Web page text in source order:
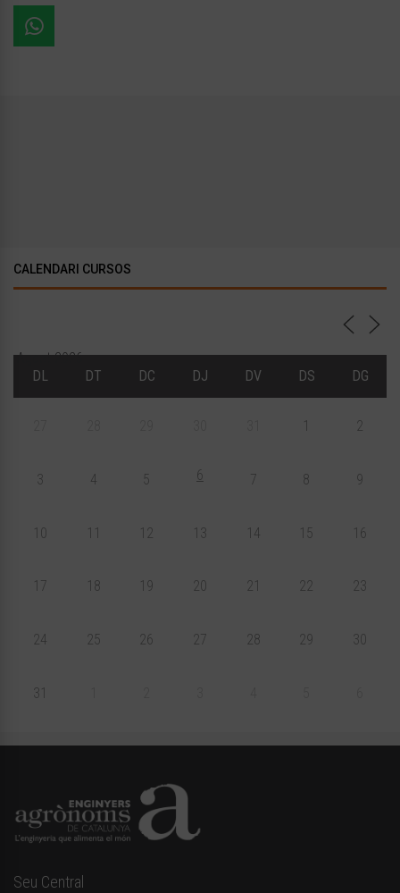
CALENDARI CURSOS
Agost 2026
DL
DT DC DJ DV DS DG
1 2
3 4 5 6 7 8 9
10 11 12 13 14 15 16
17 18 19 20 21 22 23
24 25 26 27 28 29 30
31
Seu Central